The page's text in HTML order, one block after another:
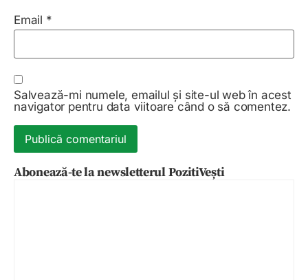
Email *
Salvează-mi numele, emailul și site-ul web în acest
navigator pentru data viitoare când o să comentez.
Abonează-te la newsletterul PozitiVești